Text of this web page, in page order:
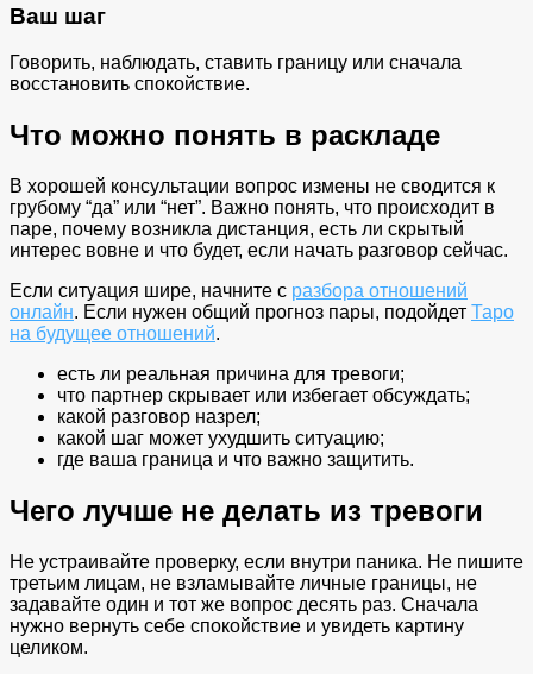
Ваш шаг
Говорить, наблюдать, ставить границу или сначала
восстановить спокойствие.
Что можно понять в раскладе
В хорошей консультации вопрос измены не сводится к
грубому “да” или “нет”. Важно понять, что происходит в
паре, почему возникла дистанция, есть ли скрытый
интерес вовне и что будет, если начать разговор сейчас.
Если ситуация шире, начните с разбора отношений
онлайн. Если нужен общий прогноз пары, подойдет Таро
на будущее отношений.
есть ли реальная причина для тревоги;
что партнер скрывает или избегает обсуждать;
какой разговор назрел;
какой шаг может ухудшить ситуацию;
где ваша граница и что важно защитить.
Чего лучше не делать из тревоги
Не устраивайте проверку, если внутри паника. Не пишите
третьим лицам, не взламывайте личные границы, не
задавайте один и тот же вопрос десять раз. Сначала
нужно вернуть себе спокойствие и увидеть картину
целиком.